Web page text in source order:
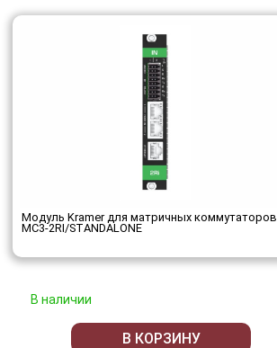
Модуль Kramer для матричных коммутаторов
MC3-2RI/STANDALONE
В наличии
В КОРЗИНУ